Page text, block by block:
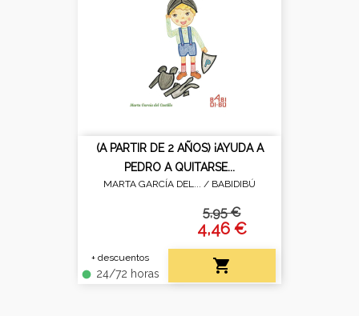
(A PARTIR DE 2 AÑOS) ¡AYUDA A
PEDRO A QUITARSE...
MARTA GARCÍA DEL... / BABIDIBÚ
+ descuentos
fiber_manual_record 24/72 horas
5,95 €
4,46 €
